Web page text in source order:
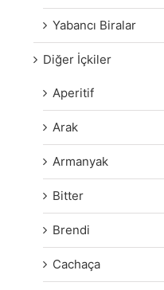
Yabancı Biralar
Diğer İçkiler
Aperitif
Arak
Armanyak
Bitter
Brendi
Cachaça